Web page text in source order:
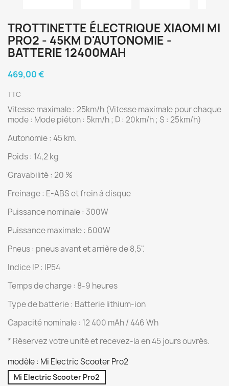
TROTTINETTE ÉLECTRIQUE XIAOMI MI
PRO2 - 45KM D'AUTONOMIE -
BATTERIE 12400MAH
469,00 €
TTC
Vitesse maximale : 25km/h (Vitesse maximale pour chaque
mode : Mode piéton : 5km/h ; D : 20km/h ; S : 25km/h)
Autonomie : 45 km.
Poids : 14,2 kg
Gravabilité : 20 %
Freinage : E-ABS et frein à disque
Puissance nominale : 300W
Puissance maximale : 600W
Pneus : pneus avant et arrière de 8,5".
Indice IP : IP54
Temps de charge : 8-9 heures
Type de batterie : Batterie lithium-ion
Capacité nominale : 12 400 mAh / 446 Wh
* Réservez votre unité et recevez-la en 45 jours ouvrés.
modèle : Mi Electric Scooter Pro2
Mi Electric Scooter Pro2